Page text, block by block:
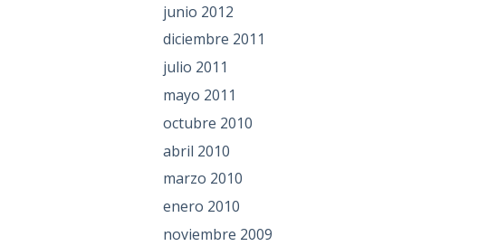
junio 2012
diciembre 2011
julio 2011
mayo 2011
octubre 2010
abril 2010
marzo 2010
enero 2010
noviembre 2009